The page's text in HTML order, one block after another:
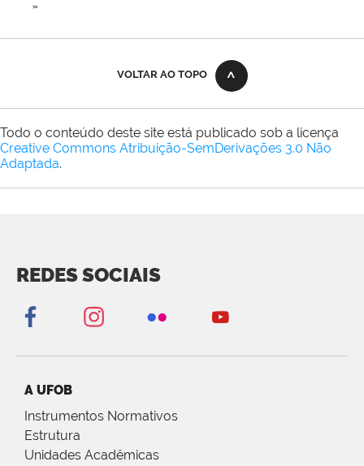
»
VOLTAR AO TOPO
Todo o conteúdo deste site está publicado sob a licença
Creative Commons Atribuição-SemDerivações 3.0 Não
Adaptada.
REDES SOCIAIS
A UFOB
Instrumentos Normativos
Estrutura
Unidades Acadêmicas